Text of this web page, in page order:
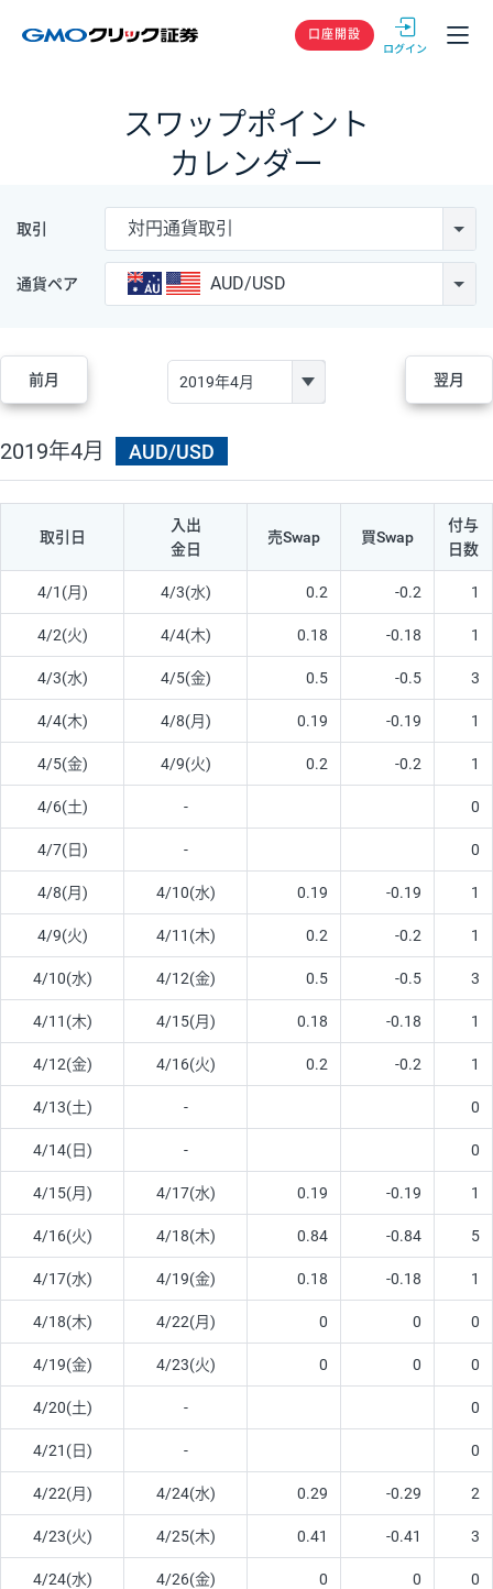
GMOクリック
口座開設
スワップポイント
カレンダー
取引 対円通貨取引
通貨ペア AUD/USD
前月 翌月
2019年4月 AUD/USD
取引日
入出
金日
売Swap 買Swap
付与
日数
4/1(月) 4/3(水) 0.2 -0.2 1
4/2(火) 4/4(木) 0.18 -0.18 1
4/3(水) 4/5(金) 0.5 -0.5 3
4/4(木) 4/8(月) 0.19 -0.19 1
4/5(金) 4/9(火) 0.2 -0.2 1
4/6(土) - 0
4/7(日) - 0
4/8(月) 4/10(水) 0.19 -0.19 1
4/9(火) 4/11(木) 0.2 -0.2 1
4/10(水) 4/12(金) 0.5 -0.5 3
4/11(木) 4/15(月) 0.18 -0.18 1
4/12(金) 4/16(火) 0.2 -0.2 1
4/13(土) - 0
4/14(日) - 0
4/15(月) 4/17(水) 0.19 -0.19 1
4/16(火) 4/18(木) 0.84 -0.84 5
4/17(水) 4/19(金) 0.18 -0.18 1
4/18(木) 4/22(月) 0 0 0
4/19(金) 4/23(火) 0 0 0
4/20(土) - 0
4/21(日) - 0
4/22(月) 4/24(水) 0.29 -0.29 2
4/23(火) 4/25(木) 0.41 -0.41 3
4/24(水) 4/26(金) 0 0 0